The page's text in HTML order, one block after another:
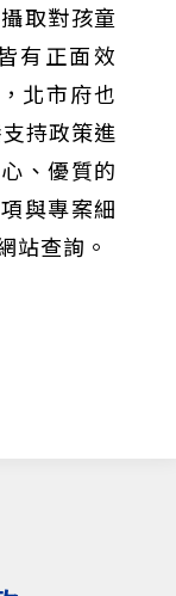
取對孩童
有正面效
北市府也
持政策進
、優質的
與專案細
站查詢。